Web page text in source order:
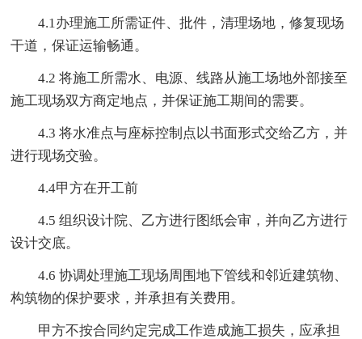
4.1办理施工所需证件、批件，清理场地，修复现场
干道，保证运输畅通。
4.2 将施工所需水、电源、线路从施工场地外部接至
施工现场双方商定地点，并保证施工期间的需要。
4.3 将水准点与座标控制点以书面形式交给乙方，并
进行现场交验。
4.4甲方在开工前
4.5 组织设计院、乙方进行图纸会审，并向乙方进行
设计交底。
4.6 协调处理施工现场周围地下管线和邻近建筑物、
构筑物的保护要求，并承担有关费用。
甲方不按合同约定完成工作造成施工损失，应承担